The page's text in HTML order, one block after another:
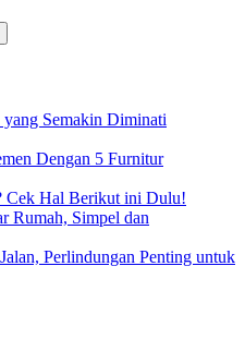
Semakin Diminati
Dengan 5 Furnitur
Cek Hal Berikut ini Dulu!
Rumah, Simpel dan
Perlindungan Penting untuk